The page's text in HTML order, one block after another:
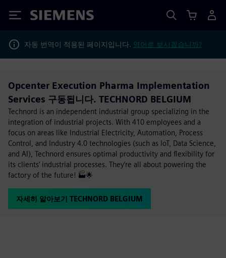
Siemens
자동 번역이 적용된 페이지입니다. 영어로 보시겠습니까?
Opcenter Execution Pharma Implementation
Services 구동됩니다. TECHNORD BELGIUM
Technord is an independent industrial group specializing in the
integration of industrial projects. With 410 employees and a
focus on areas like Industrial Electricity, Automation, Process
Control, and Industry 4.0 technologies (such as IoT, Data Science,
and AI), Technord ensures optimal productivity and flexibility for
its clients’ industrial processes. They’re all about powering the
factory of the future! 🏭🌟
자세히 알아보기 TECHNORD BELGIUM